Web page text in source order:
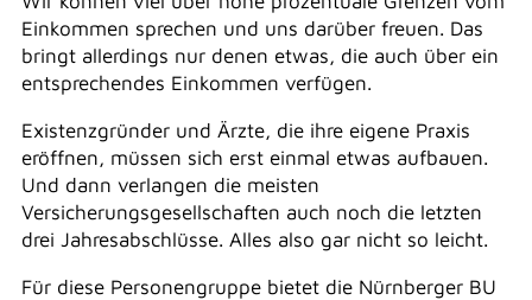
Einkommen sprechen und uns darüber freuen. Das
bringt allerdings nur denen etwas, die auch über ein
entsprechendes Einkommen verfügen.
Existenzgründer und Ärzte, die ihre eigene Praxis
eröffnen, müssen sich erst einmal etwas aufbauen.
Und dann verlangen die meisten
Versicherungsgesellschaften auch noch die letzten
drei Jahresabschlüsse. Alles also gar nicht so leicht.
Für diese Personengruppe bietet die Nürnberger BU